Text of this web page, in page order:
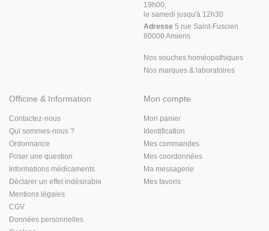
19h00,
le samedi jusqu'à 12h30
Adresse 5 rue Saint-Fuscien
80000 Amiens
Nos souches homéopathiques
Nos marques & laboratoires
Officine & Information
Contactez-nous
Qui sommes-nous ?
Ordonnance
Poser une question
Informations médicaments
Déclarer un effet indésirable
Mentions légales
CGV
Données personnelles
Mon compte
Mon panier
Identification
Mes commandes
Mes coordonnées
Ma messagerie
Mes favoris